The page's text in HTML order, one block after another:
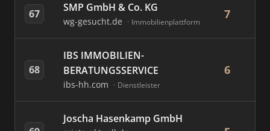
67 SMP GmbH & Co. KG
wg-gesucht.de Immobilienplattform
7
68
IBS IMMOBILIEN-
BERATUNGSSERVICE
ibs-hh.com Dienstleister
6
Joscha Hasenkamp GmbH